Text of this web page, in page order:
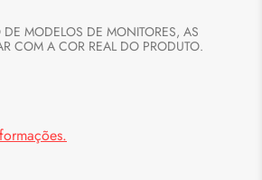
MODELOS DE MONITORES, AS
COM A COR REAL DO PRODUTO.